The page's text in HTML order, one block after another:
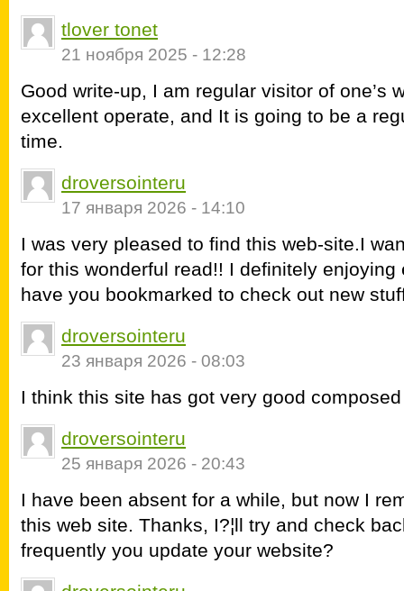
tlover tonet
21 ноября 2025 - 12:28
Good write-up, I am regular visitor of one’s
excellent operate, and It is going to be a
time.
droversointeru
17 января 2026 - 14:10
I was very pleased to find this web-site.I
for this wonderful read!! I definitely
have you bookmarked to check out new
droversointeru
23 января 2026 - 08:03
I think this site has got very good
droversointeru
25 января 2026 - 20:43
I have been absent for a while, but now I
this web site. Thanks, I?¦ll try and check
frequently you update your website?